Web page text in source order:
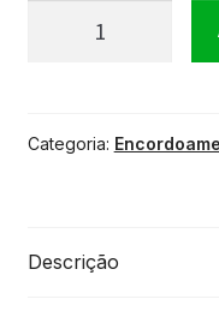
Encordoamento
Guitarra
Categoria:
Descrição